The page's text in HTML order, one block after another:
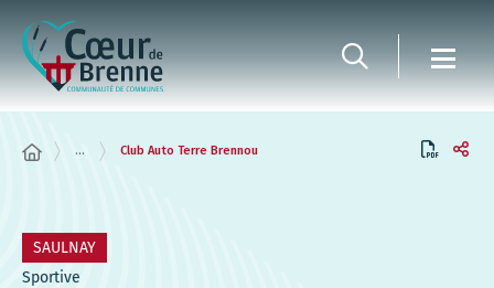
... Club Auto Terre Brennou
SAULNAY
Sportive